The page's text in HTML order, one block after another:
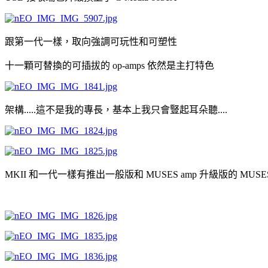
跟第一代一樣，取向強調可玩性和可塑性
十一顆可替換的可插拔的 op-amps 依然是主打特色
架構.....這不是我的專長，基本上我只會豎起耳朵聽....
MKII 和一代一樣有推出一般版和 MUSES amp 升級版的